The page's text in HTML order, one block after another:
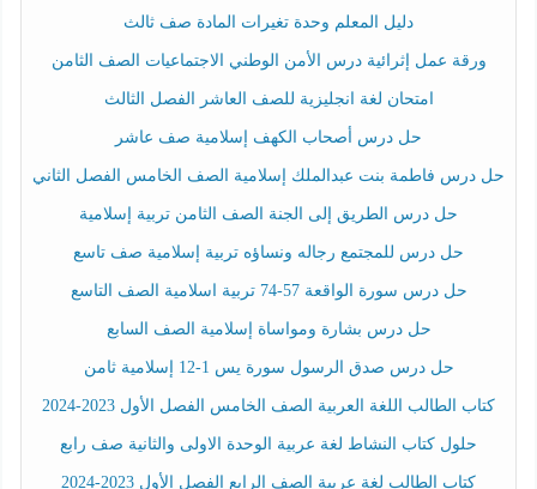
دليل المعلم وحدة تغيرات المادة صف ثالث
ورقة عمل إثرائية درس الأمن الوطني الاجتماعيات الصف الثامن
امتحان لغة انجليزية للصف العاشر الفصل الثالث
حل درس أصحاب الكهف إسلامية صف عاشر
حل درس فاطمة بنت عبدالملك إسلامية الصف الخامس الفصل الثاني
حل درس الطريق إلى الجنة الصف الثامن تربية إسلامية
حل درس للمجتمع رجاله ونساؤه تربية إسلامية صف تاسع
حل درس سورة الواقعة 57-74 تربية اسلامية الصف التاسع
حل درس بشارة ومواساة إسلامية الصف السابع
حل درس صدق الرسول سورة يس 1-12 إسلامية ثامن
كتاب الطالب اللغة العربية الصف الخامس الفصل الأول 2023-2024
حلول كتاب النشاط لغة عربية الوحدة الاولى والثانية صف رابع
كتاب الطالب لغة عربية الصف الرابع الفصل الأول 2023-2024